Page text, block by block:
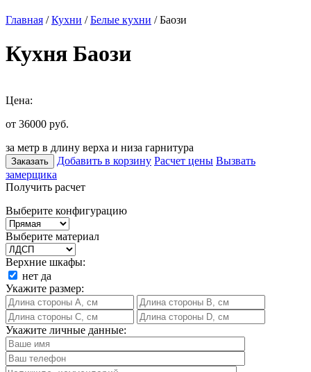
Главная /Кухни /Белые кухни / Баози
Кухня Баози
Цена:
от 36000 руб.
за метр в длину верха и низа гарнитура
Заказать Добавить в корзину Расчет цены Вызвать
замерщика
Получить расчет
Выберите конфигурацию
Выберите материал
Верхние шкафы:
нет да
Укажите размер:
Укажите личные данные: